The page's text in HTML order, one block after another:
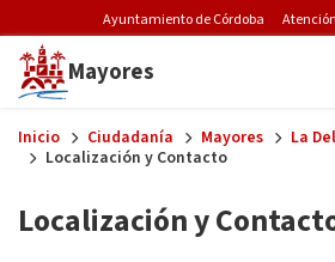
Pre-Header
Ayuntamiento de Córdoba
Mayores
Inicio Ciudadanía Mayores
La
Localización y Contacto
Localización y